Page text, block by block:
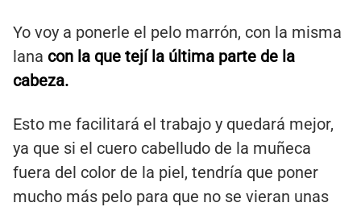
Yo voy a ponerle el pelo marrón, con la misma
lana con la que tejí la última parte de la
cabeza.
Esto me facilitará el trabajo y quedará mejor,
ya que si el cuero cabelludo de la muñeca
fuera del color de la piel, tendría que poner
mucho más pelo para que no se vieran unas